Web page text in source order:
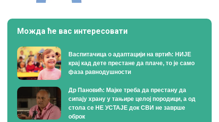
Можда ће вас интересовати
Васпитачица о адаптацији на вртић: НИЈЕ
крај кад дете престане да плаче, то је само
фаза равнодушности
Др Пановић: Мајке треба да престану да
сипају храну у тањире целој породици, а од
стола се НЕ УСТАЈЕ док СВИ не заврше
оброк